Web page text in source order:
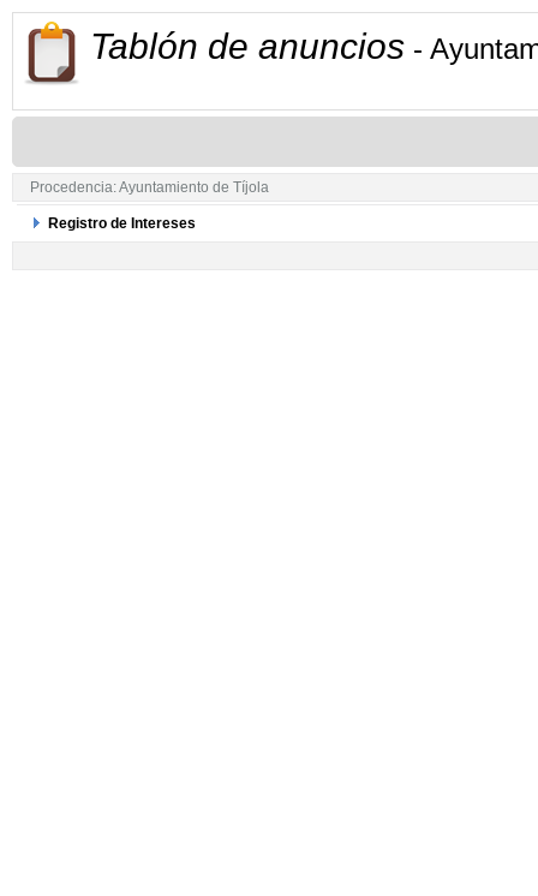
Tablón de anuncios -
Procedencia: Ayuntamiento de Tíjola
Registro de Intereses